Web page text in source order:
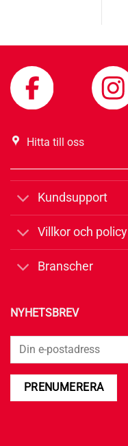
Hitta till oss
Kundsupport
Villkor och policy
Branscher
NYHETSBREV